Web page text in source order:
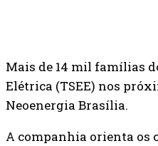
Mais de 14 mil famílias
Elétrica (TSEE) nos
Neoenergia Brasília.
A companhia orienta os